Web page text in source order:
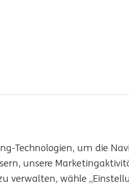
Standorte
Technologien, um die
unsere
verwalten, wähle